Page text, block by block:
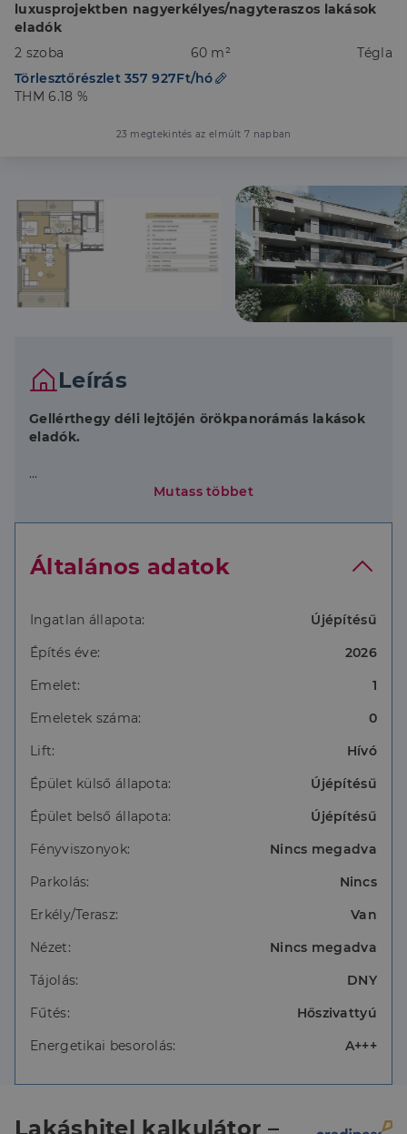
luxusprojektben nagyerkélyes/nagyteraszos lakások
eladók
2 szoba
60 m²
Tégla
Törlesztőrészlet 357 927Ft/hó
THM 6.18 %
23 megtekintés az elmúlt 7 napban
Leírás
Gellérthegy déli lejtőjén örökpanorámás lakások
eladók.
Az elérhető lakások elosztása nappali+1 hálótól
terasz.
függvényében akár 6 hónap is lehet a legmagasabb
Válassza ki álomotthonát mielőbb!
Mutass többet
Általános adatok
Ingatlan állapota:
Újépítésű
Építés éve:
2026
Emelet:
1
Emeletek száma:
0
Lift:
Hívó
Épület külső állapota:
Újépítésű
Épület belső állapota:
Újépítésű
Fényviszonyok:
Nincs megadva
Parkolás:
Nincs
Erkély/Terasz:
Van
Nézet:
Nincs megadva
Tájolás:
DNY
Fűtés:
Hőszivattyú
Energetikai besorolás:
A+++
Lakáshitel kalkulátor –